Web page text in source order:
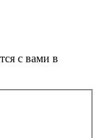
с вами в